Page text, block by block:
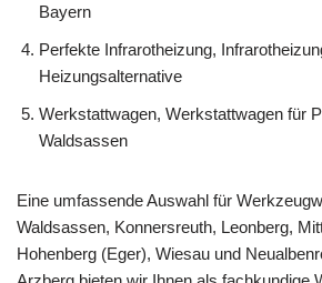
Bayern
Perfekte Infrarotheizung,
Heizungsalternative
Werkstattwagen, Werkstattwagen für
Waldsassen
Eine umfassende Auswahl für
Waldsassen, Konnersreuth, Leonberg,
Hohenberg (Eger), Wiesau und